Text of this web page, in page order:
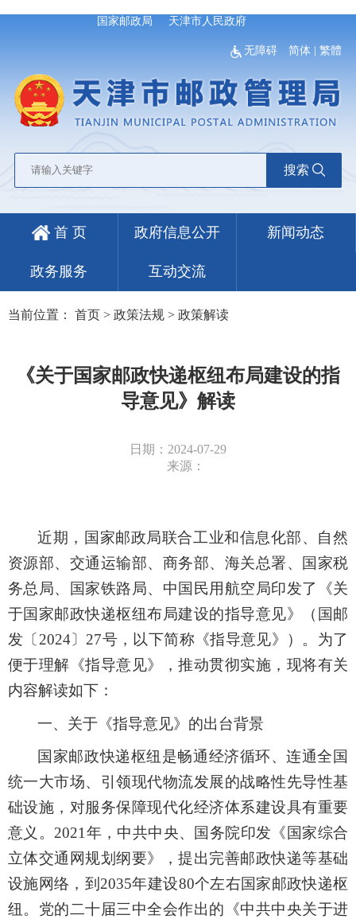
国家邮政局 天津市人民政府
无障碍 简体 |繁體
搜索
首 页 政府信息公开 新闻动态
政务服务 互动交流
当前位置： 首页 > 政策法规 > 政策解读
《关于国家邮政快递枢纽布局建设的指
导意见》解读
日期：2024-07-29
来源：
近期，国家邮政局联合工业和信息化部、自然
资源部、交通运输部、商务部、海关总署、国家税
务总局、国家铁路局、中国民用航空局印发了《关
于国家邮政快递枢纽布局建设的指导意见》（国邮
发〔2024〕27号，以下简称《指导意见》）。为了
便于理解《指导意见》，推动贯彻实施，现将有关
内容解读如下：
一、关于《指导意见》的出台背景
国家邮政快递枢纽是畅通经济循环、连通全国
统一大市场、引领现代物流发展的战略性先导性基
础设施，对服务保障现代化经济体系建设具有重要
意义。2021年，中共中央、国务院印发《国家综合
立体交通网规划纲要》，提出完善邮政快递等基础
设施网络，到2035年建设80个左右国家邮政快递枢
纽。党的二十届三中全会作出的《中共中央关于进